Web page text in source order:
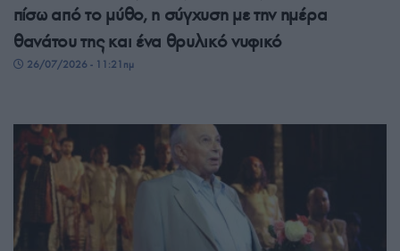
πίσω από το μύθο, η σύγχυση με την ημέρα
θανάτου της και ένα θρυλικό νυφικό
26/07/2026 - 11:21πμ